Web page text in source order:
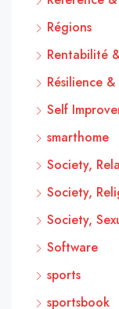
Régions
Rentabilité
Résilience
Self
smarthome
Society,
Society,
Society,
Software
sports
sportsbook